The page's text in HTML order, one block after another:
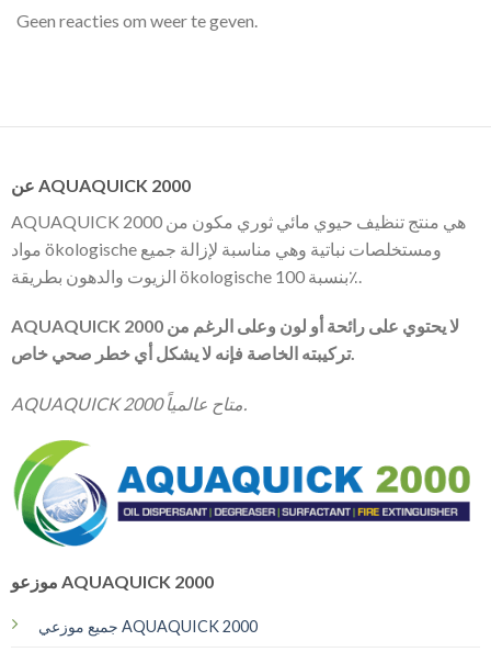
Geen reacties om weer te geven.
عن AQUAQUICK 2000
AQUAQUICK 2000 هي منتج تنظيف حيوي مائي ثوري مكون من
مواد ökologische ومستخلصات نباتية وهي مناسبة لإزالة جميع
الزيوت والدهون بطريقة ökologische بنسبة 100٪.
AQUAQUICK 2000 لا يحتوي على رائحة أو لون وعلى الرغم من
تركيبته الخاصة فإنه لا يشكل أي خطر صحي خاص.
AQUAQUICK 2000 متاح عالمياً.
موزعو AQUAQUICK 2000
جميع موزعي AQUAQUICK 2000